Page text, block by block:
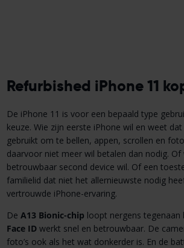
Refurbished iPhone 11
De iPhone 11 is voor een bepaald type
keuze. Wie zijn eerste iPhone wil en weet
gebruikt om te bellen, appen, scrollen en
daarvoor niet meer wil betalen dan nodig. Of
betrouwbaar second device wil. Of een
familielid dat niet het allernieuwste nodig
vertrouwde iPhone-ervaring.
De A13 Bionic-chip loopt nergens tegenaan
Face IDwerkt snel en betrouwbaar. De
foto’s ook als het wat donkerder is. En de